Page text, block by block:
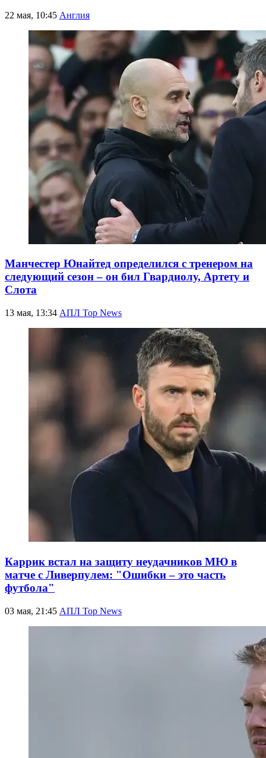
22 мая, 10:45 Англия
Манчестер Юнайтед определился с тренером на
следующий сезон – он бил Гвардиолу, Артету и
Слота
13 мая, 13:34 АПЛ Top News
Каррик встал на защиту неудачников МЮ в
матче с Ливерпулем: "Ошибки – это часть
футбола"
03 мая, 21:45 АПЛ Top News